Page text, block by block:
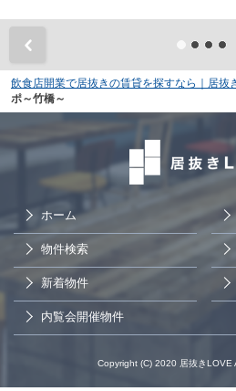
飲食店開業で居抜きの賃貸を探すなら｜居抜
ポ～竹橋～
ホーム
物件検索
新着物件
内覧会開催物件
Copyright (C) 2020 居抜きLOVE